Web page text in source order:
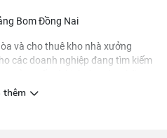
Bom Đồng Nai
và cho thuê kho nhà xưởng
các doanh nghiệp đang tìm kiếm
địa lý thuận lợi và hệ thống hạ
thêm